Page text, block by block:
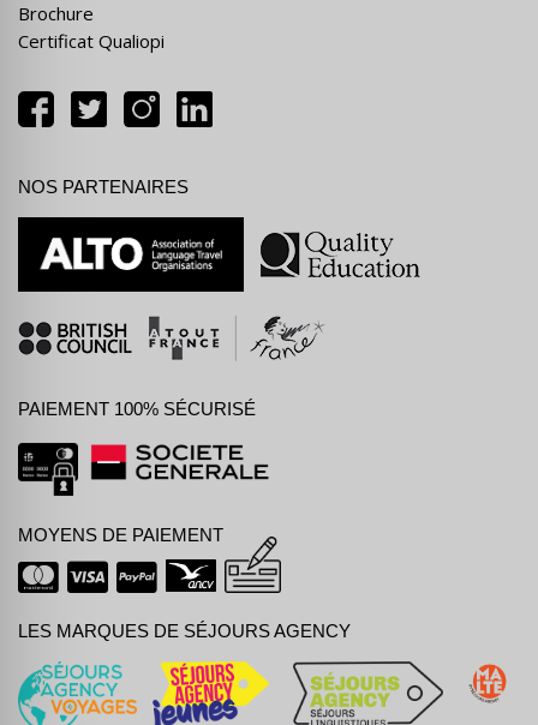
Brochure
Certificat Qualiopi
NOS PARTENAIRES
PAIEMENT 100% SÉCURISÉ
MOYENS DE PAIEMENT
LES MARQUES DE SÉJOURS AGENCY